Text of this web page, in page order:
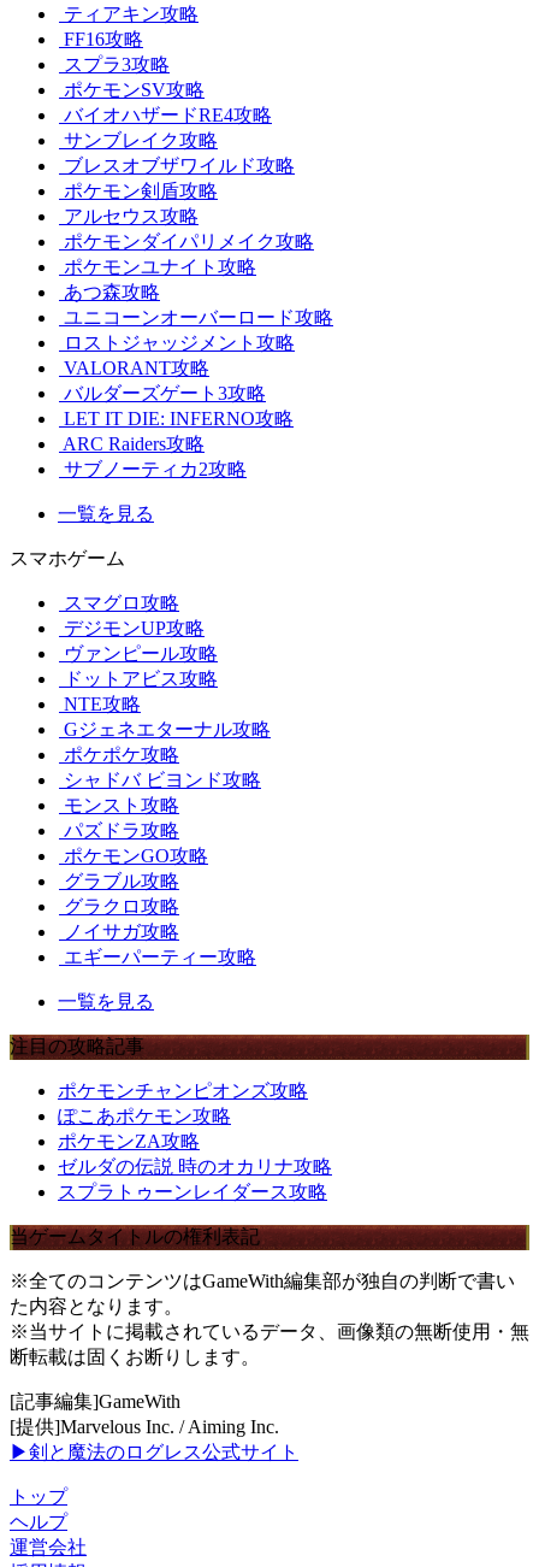
ティアキン攻略
FF16攻略
スプラ3攻略
ポケモンSV攻略
バイオハザードRE4攻略
サンブレイク攻略
ブレスオブザワイルド攻略
ポケモン剣盾攻略
アルセウス攻略
ポケモンダイパリメイク攻略
ポケモンユナイト攻略
あつ森攻略
ユニコーンオーバーロード攻略
ロストジャッジメント攻略
VALORANT攻略
バルダーズゲート3攻略
LET IT DIE: INFERNO攻略
ARC Raiders攻略
サブノーティカ2攻略
一覧を見る
スマホゲーム
スマグロ攻略
デジモンUP攻略
ヴァンピール攻略
ドットアビス攻略
NTE攻略
Gジェネエターナル攻略
ポケポケ攻略
シャドバ ビヨンド攻略
モンスト攻略
パズドラ攻略
ポケモンGO攻略
グラブル攻略
グラクロ攻略
ノイサガ攻略
エギーパーティー攻略
一覧を見る
注目の攻略記事
ポケモンチャンピオンズ攻略
ぽこあポケモン攻略
ポケモンZA攻略
ゼルダの伝説 時のオカリナ攻略
スプラトゥーンレイダース攻略
当ゲームタイトルの権利表記
※全てのコンテンツはGameWith編集部が独自の判断で書い
た内容となります。
※当サイトに掲載されているデータ、画像類の無断使用・無
断転載は固くお断りします。
[記事編集]GameWith
[提供]Marvelous Inc. / Aiming Inc.
▶剣と魔法のログレス公式サイト
トップ
ヘルプ
運営会社